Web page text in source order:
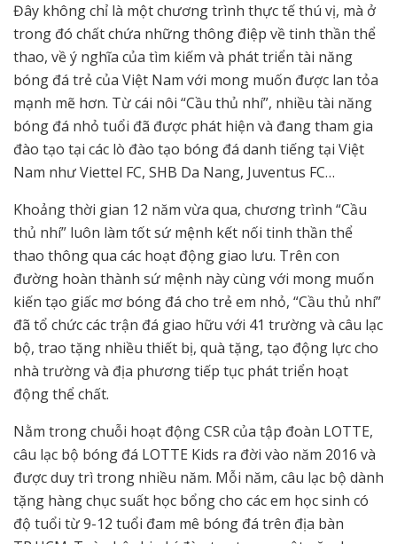
Đây không chỉ là một chương trình thực tế thú vị, mà ở
trong đó chất chứa những thông điệp về tinh thần thể
thao, về ý nghĩa của tìm kiếm và phát triển tài năng
bóng đá trẻ của Việt Nam với mong muốn được lan tỏa
mạnh mẽ hơn. Từ cái nôi “Cầu thủ nhí”, nhiều tài năng
bóng đá nhỏ tuổi đã được phát hiện và đang tham gia
đào tạo tại các lò đào tạo bóng đá danh tiếng tại Việt
Nam như Viettel FC, SHB Da Nang, Juventus FC…
Khoảng thời gian 12 năm vừa qua, chương trình “Cầu
thủ nhí” luôn làm tốt sứ mệnh kết nối tinh thần thể
thao thông qua các hoạt động giao lưu. Trên con
đường hoàn thành sứ mệnh này cùng với mong muốn
kiến tạo giấc mơ bóng đá cho trẻ em nhỏ, “Cầu thủ nhí”
đã tổ chức các trận đá giao hữu với 41 trường và câu lạc
bộ, trao tặng nhiều thiết bị, quà tặng, tạo động lực cho
nhà trường và địa phương tiếp tục phát triển hoạt
động thể chất.
Nằm trong chuỗi hoạt động CSR của tập đoàn LOTTE,
câu lạc bộ bóng đá LOTTE Kids ra đời vào năm 2016 và
được duy trì trong nhiều năm. Mỗi năm, câu lạc bộ dành
tặng hàng chục suất học bổng cho các em học sinh có
độ tuổi từ 9-12 tuổi đam mê bóng đá trên địa bàn